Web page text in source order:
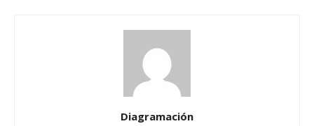
Diagramación